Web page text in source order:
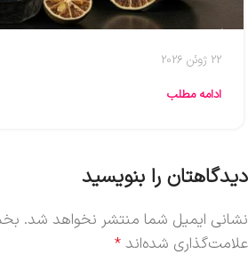
22 ژوئن 2026
ادامه مطلب
دیدگاهتان را بنویسید
نشانی ایمیل شما منتشر نخواهد شد.
علامت‌گذاری شده‌اند *